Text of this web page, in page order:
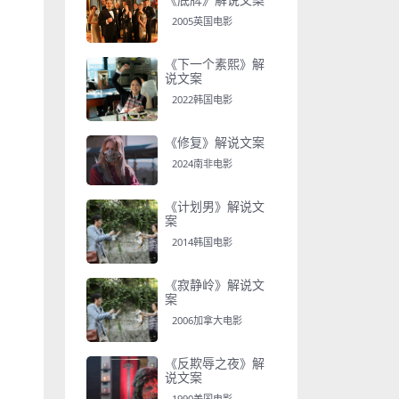
2005英国电影
《下一个素熙》解
说文案
2022韩国电影
《修复》解说文案
2024南非电影
《计划男》解说文
案
2014韩国电影
《寂静岭》解说文
案
2006加拿大电影
《反欺辱之夜》解
说文案